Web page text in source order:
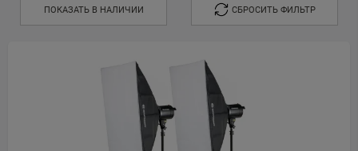
ПОКАЗАТЬ В НАЛИЧИИ СБРОСИТЬ ФИЛЬТР